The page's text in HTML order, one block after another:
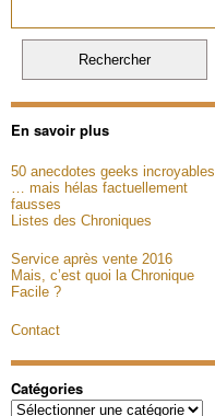
En savoir plus
50 anecdotes geeks incroyables
… mais hélas factuellement
fausses
Listes des Chroniques
Service après vente 2016
Mais, c’est quoi la Chronique
Facile ?
Contact
Catégories
Catégories